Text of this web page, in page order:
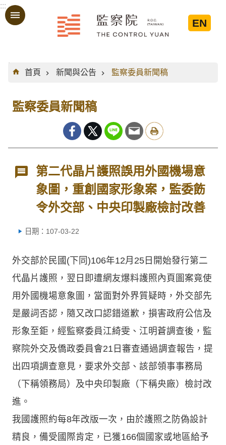
跳到主要內容區塊
:::
EN
:::
首頁
新聞與公告 監察委員新聞稿
監察委員新聞稿
第二代晶片護照誤用外國機場意
象圖，重創國家形象案，監委飭
令外交部、中央印製廠檢討改善
日期：107-03-22
外交部於民國(下同)106年12月25日開始發行第二
代晶片護照，翌日即遭網友爆料護照內頁圖案竟使
用外國機場意象圖，當面對外界質疑時，外交部先
是嚴詞否認，隨又改口認錯道歉，損害政府公信及
形象至鉅，經監察委員江綺雯、江明蒼調查後，監
察院外交及僑政委員會21日審查通過調查報告，提
出四項調查意見，要求外交部、該部領事事務局
（下稱領務局）及中央印製廠（下稱央廠）檢討改
進。
我國護照約每8年改版一次，由於護照之防偽設計
精良，備受國際肯定，已獲166個國家或地區給予